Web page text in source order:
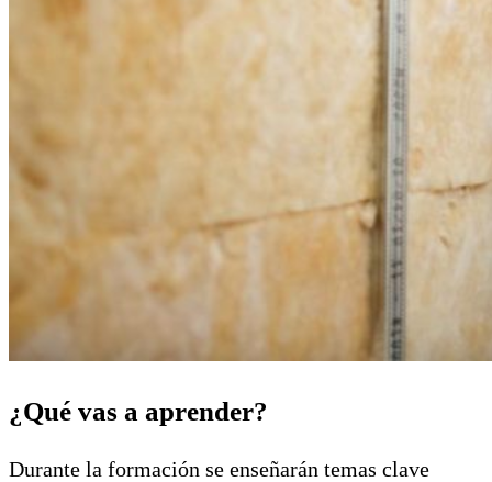
¿Qué vas a aprender?
Durante la formación se enseñarán temas clave